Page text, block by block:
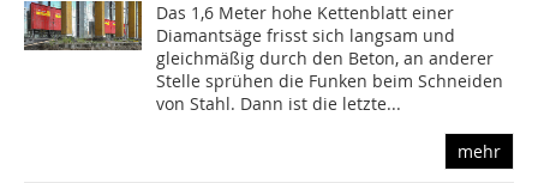
Das 1,6 Meter hohe Kettenblatt einer
Diamantsäge frisst sich langsam und
gleichmäßig durch den Beton, an anderer
Stelle sprühen die Funken beim Schneiden
von Stahl. Dann ist die letzte...
mehr